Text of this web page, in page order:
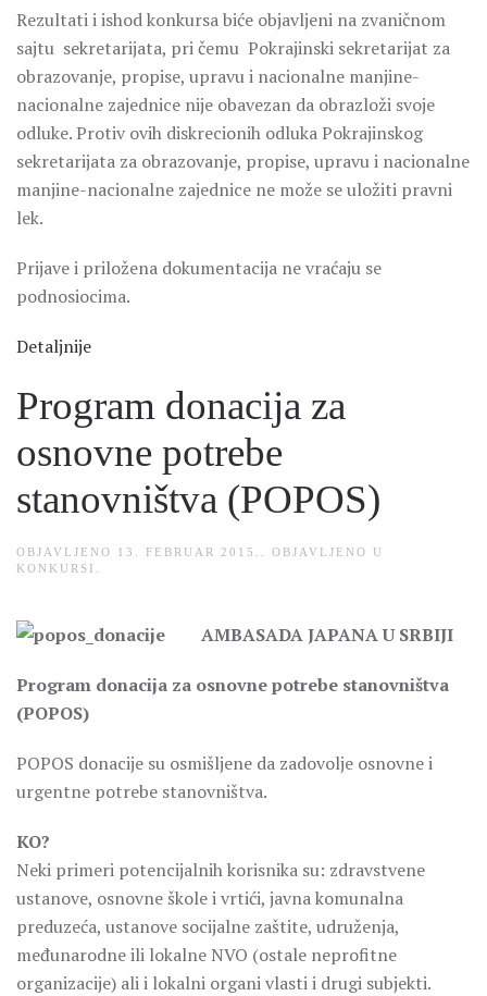
Rezultati i ishod konkursa biće objavljeni na zvaničnom
sajtu sekretarijata, pri čemu Pokrajinski sekretarijat za
obrazovanje, propise, upravu i nacionalne manjine-
nacionalne zajednice nije obavezan da obrazloži svoje
odluke. Protiv ovih diskrecionih odluka Pokrajinskog
sekretarijata za obrazovanje, propise, upravu i nacionalne
manjine-nacionalne zajednice ne može se uložiti pravni
lek.
Prijave i priložena dokumentacija ne vraćaju se
podnosiocima.
Detaljnije
Program donacija za
osnovne potrebe
stanovništva (POPOS)
OBJAVLJENO 13. FEBRUAR 2015.
. OBJAVLJENO U
KONKURSI
AMBASADA JAPANA U SRBIJI
Program donacija za osnovne potrebe stanovništva
(POPOS)
POPOS donacije su osmišljene da zadovolje osnovne i
urgentne potrebe stanovništva.
KO?
Neki primeri potencijalnih korisnika su: zdravstvene
ustanove, osnovne škole i vrtići, javna komunalna
preduzeća, ustanove socijalne zaštite, udruženja,
međunarodne ili lokalne NVO (ostale neprofitne
organizacije) ali i lokalni organi vlasti i drugi subjekti.